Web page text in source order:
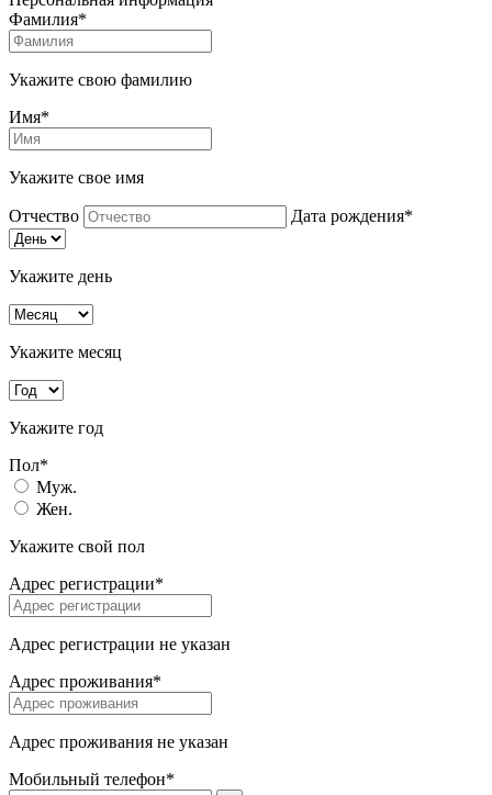
Фамилия*
Укажите свою фамилию
Имя*
Укажите свое имя
Отчество Дата рождения*
Укажите день
Укажите месяц
Укажите год
Пол*
Муж.
Жен.
Укажите свой пол
Адрес регистрации*
Адрес регистрации не указан
Адрес проживания*
Адрес проживания не указан
Мобильный телефон*